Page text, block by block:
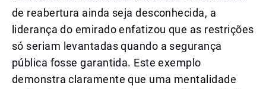
de reabertura ainda seja desconhecida, a
liderança do emirado enfatizou que as restrições
só seriam levantadas quando a segurança
pública fosse garantida. Este exemplo
demonstra claramente que uma mentalidade